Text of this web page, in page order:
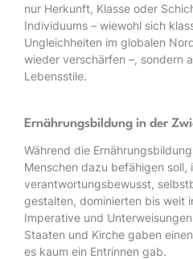
nur Herkunft, Klasse oder
Individuums – wiewohl sich
Ungleichheiten im globalen
wieder verschärfen –, sondern
Lebensstile.
Ernährungsbildung in der
Während die
Menschen dazu befähigen soll,
verantwortungsbewusst,
gestalten, dominierten bis weit
Imperative und
Staaten und Kirche gaben
es kaum ein Entrinnen gab.